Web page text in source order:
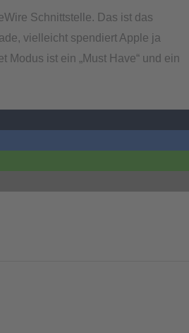
Schnittstelle. Das ist das
vielleicht spendiert Apple ja
ist ein „Must Have“ und ein